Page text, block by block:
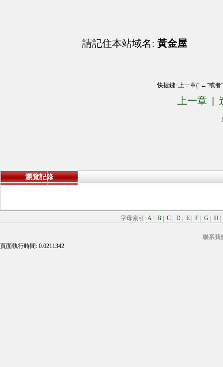
請記住本站域名: 黃金屋
快捷鍵: 上一章("←"或
上一章 |
瀏覽記錄
字母索引: A B C D E F G H
聯系我
頁面執行時間: 0.0211342